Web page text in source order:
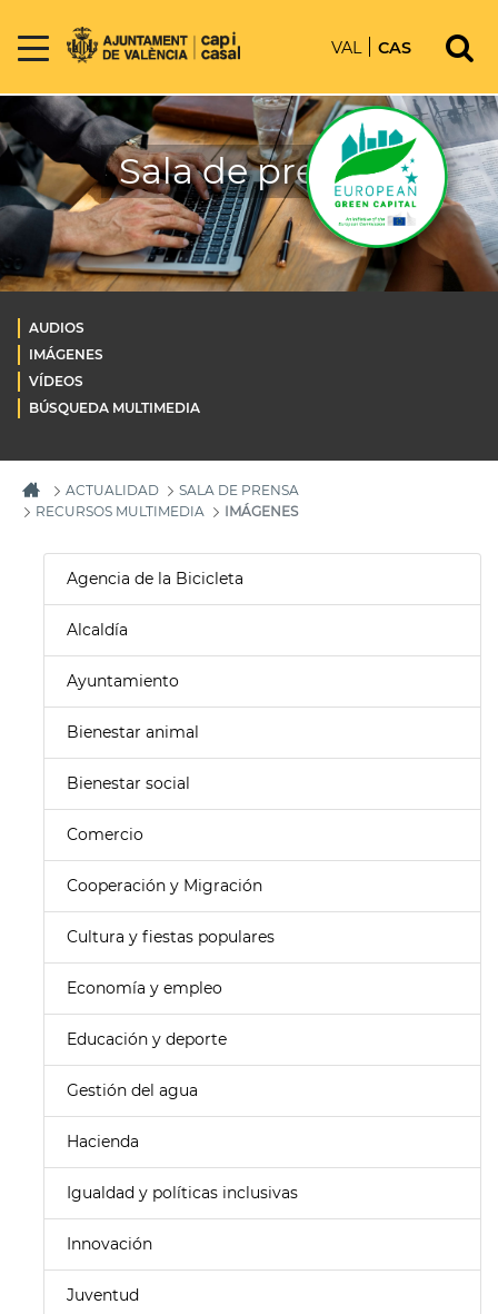
VAL CAS
Sala de prensa
AUDIOS
IMÁGENES
VÍDEOS
BÚSQUEDA MULTIMEDIA
ACTUALIDAD
SALA DE PRENSA
RECURSOS MULTIMEDIA
IMÁGENES
Agencia de la Bicicleta
Alcaldía
Ayuntamiento
Bienestar animal
Bienestar social
Comercio
Cooperación y Migración
Cultura y fiestas populares
Economía y empleo
Educación y deporte
Gestión del agua
Hacienda
Igualdad y políticas inclusivas
Innovación
Juventud